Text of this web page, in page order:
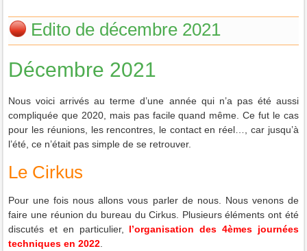
Edito de décembre 2021
Décembre 2021
Nous voici arrivés au terme d’une année qui n’a pas été aussi
compliquée que 2020, mais pas facile quand même. Ce fut le cas
pour les réunions, les rencontres, le contact en réel…, car jusqu’à
l’été, ce n’était pas simple de se retrouver.
Le Cirkus
Pour une fois nous allons vous parler de nous. Nous venons de
faire une réunion du bureau du Cirkus. Plusieurs éléments ont été
discutés et en particulier, l’organisation des 4èmes journées
techniques en 2022